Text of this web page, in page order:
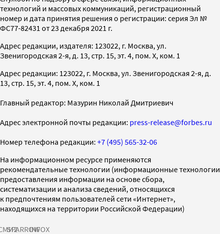
технологий и массовых коммуникаций, регистрационный
номер и дата принятия решения о регистрации: серия Эл №
ФС77-82431 от 23 декабря 2021 г.
Адрес редакции, издателя: 123022, г. Москва, ул.
Звенигородская 2-я, д. 13, стр. 15, эт. 4, пом. X, ком. 1
Адрес редакции: 123022, г. Москва, ул. Звенигородская 2-я, д.
13, стр. 15, эт. 4, пом. X, ком. 1
Главный редактор: Мазурин Николай Дмитриевич
Адрес электронной почты редакции: press-release@forbes.ru
Номер телефона редакции: +7 (495) 565-32-06
На информационном ресурсе применяются
рекомендательные технологии (информационные технологии
предоставления информации на основе сбора,
систематизации и анализа сведений, относящихся
к предпочтениям пользователей сети «Интернет»,
находящихся на территории Российской Федерации)
SPARROWINFOX